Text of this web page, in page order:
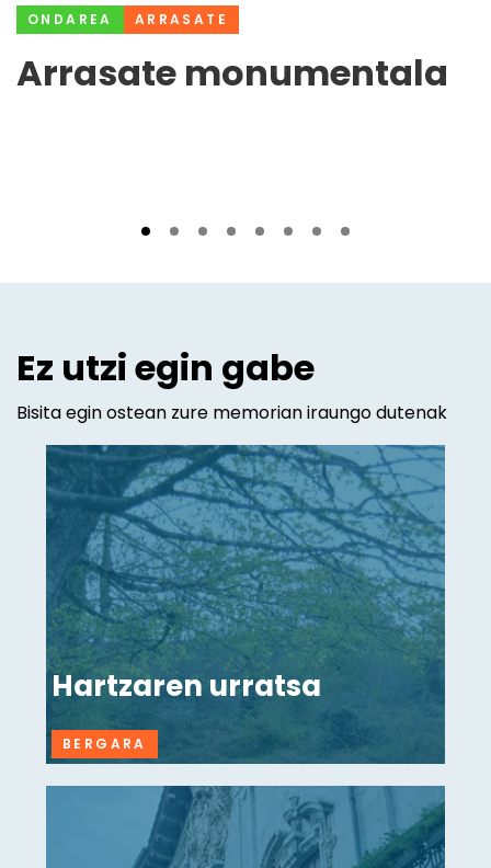
ONDAREA ARRASATE
Arrasate monumentala
Ez utzi egin gabe
Bisita egin ostean zure memorian iraungo dutenak
Hartzaren urratsa
BERGARA